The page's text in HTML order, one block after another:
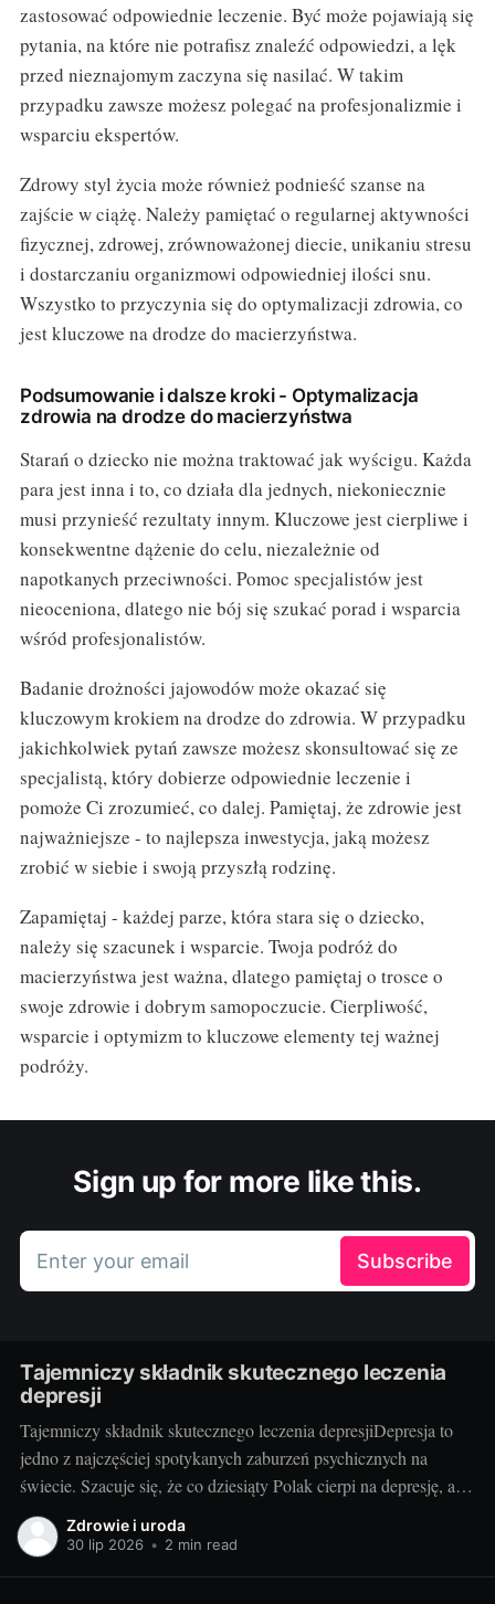
zastosować odpowiednie leczenie. Być może pojawiają się
pytania, na które nie potrafisz znaleźć odpowiedzi, a lęk
przed nieznajomym zaczyna się nasilać. W takim
przypadku zawsze możesz polegać na profesjonalizmie i
wsparciu ekspertów.
Zdrowy styl życia może również podnieść szanse na
zajście w ciążę. Należy pamiętać o regularnej aktywności
fizycznej, zdrowej, zrównoważonej diecie, unikaniu stresu
i dostarczaniu organizmowi odpowiedniej ilości snu.
Wszystko to przyczynia się do optymalizacji zdrowia, co
jest kluczowe na drodze do macierzyństwa.
Podsumowanie i dalsze kroki - Optymalizacja
zdrowia na drodze do macierzyństwa
Starań o dziecko nie można traktować jak wyścigu. Każda
para jest inna i to, co działa dla jednych, niekoniecznie
musi przynieść rezultaty innym. Kluczowe jest cierpliwe i
konsekwentne dążenie do celu, niezależnie od
napotkanych przeciwności. Pomoc specjalistów jest
nieoceniona, dlatego nie bój się szukać porad i wsparcia
wśród profesjonalistów.
Badanie drożności jajowodów może okazać się
kluczowym krokiem na drodze do zdrowia. W przypadku
jakichkolwiek pytań zawsze możesz skonsultować się ze
specjalistą, który dobierze odpowiednie leczenie i
pomoże Ci zrozumieć, co dalej. Pamiętaj, że zdrowie jest
najważniejsze - to najlepsza inwestycja, jaką możesz
zrobić w siebie i swoją przyszłą rodzinę.
Zapamiętaj - każdej parze, która stara się o dziecko,
należy się szacunek i wsparcie. Twoja podróż do
macierzyństwa jest ważna, dlatego pamiętaj o trosce o
swoje zdrowie i dobrym samopoczucie. Cierpliwość,
wsparcie i optymizm to kluczowe elementy tej ważnej
podróży.
Sign up for more like this.
Enter your email Subscribe
Tajemniczy składnik skutecznego leczenia
depresji
Tajemniczy składnik skutecznego leczenia depresjiDepresja to
jedno z najczęściej spotykanych zaburzeń psychicznych na
świecie. Szacuje się, że co dziesiąty Polak cierpi na depresję, a
problem ten dotyczy niezależnie zarówno kobiet, jak i mężczyzn,
ludzi w różnym wieku, o różnym statusie społecznym i
Zdrowie i uroda
30 lip 2026 • 2 min read